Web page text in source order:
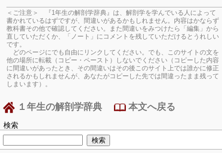
＜ご注意＞ 『1年生の解剖学辞典』は、解剖学を学んでいる人によって
書かれているはずですが、間違いがあるかもしれません。内容はかならず
教科書その他で確認してください。
また間違いをみつけたら「編集」から
直していただくか、「ノート」にコメントを残していただけるとうれしい
です。
どのページにでも自由にリンクしてください。でも、このサイトの文を
他の場所に転載（コピー・ペースト）しないでください（コピーした内容
に間違いがあったとき、その間違いはその後このサイト上では誰かに修正
されるかもしれませんが、あなたがコピーした先では間違ったまま残って
しまいます）。
１年生の解剖学辞典 本文へ戻る
検索